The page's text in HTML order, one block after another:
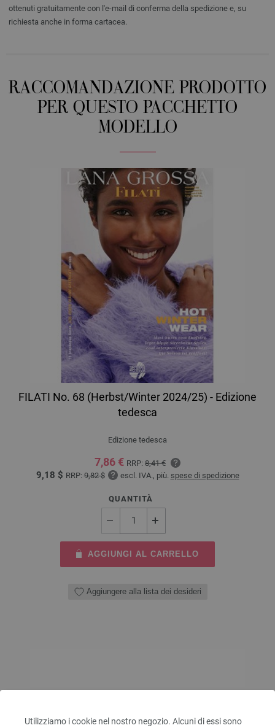
Utilizziamo i cookie nel nostro negozio. Alcuni di essi sono
ottenuti gratuitamente con l'e-mail di conferma della spedizione e, su
richiesta anche in forma cartacea.
RACCOMANDAZIONE PRODOTTO
PER QUESTO PACCHETTO
MODELLO
FILATI No. 68 (Herbst/Winter 2024/25) - Edizione
tedesca
Edizione tedesca
7,86 € RRP: 8,41 €
9,18 $ RRP:9,82 $ escl. IVA., più. spese di spedizione
QUANTITÀ
AGGIUNGI AL CARRELLO
Aggiungere alla lista dei desideri